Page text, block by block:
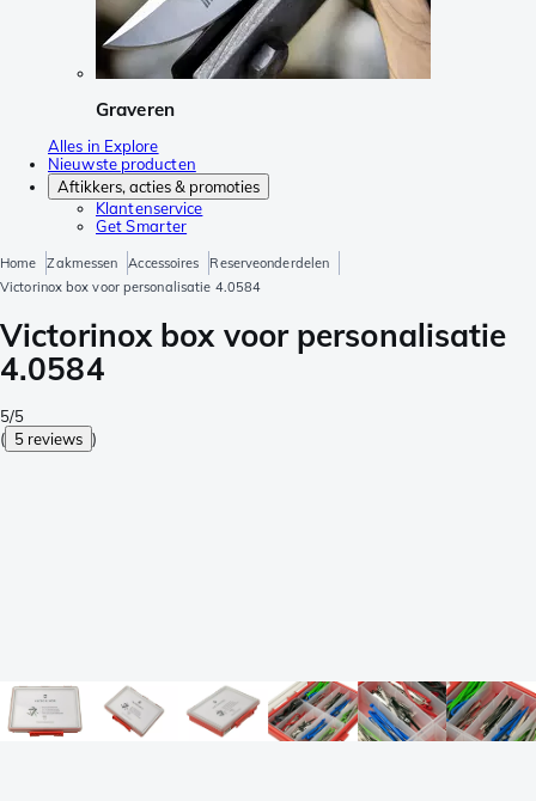
Graveren
Alles in Explore
Nieuwste producten
Aftikkers, acties & promoties
Klantenservice
Get Smarter
Home Zakmessen Accessoires
Reserveonderdelen
Victorinox box voor personalisatie 4.0584
Victorinox box voor personalisatie
4.0584
5/5
( 5 reviews )